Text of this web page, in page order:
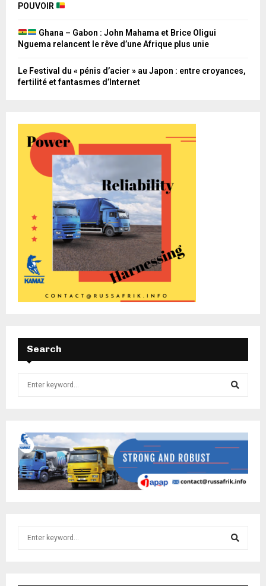
POUVOIR
Ghana – Gabon : John Mahama et Brice Oligui
Nguema relancent le rêve d’une Afrique plus unie
Le Festival du « pénis d’acier » au Japon : entre croyances,
fertilité et fantasmes d’Internet
Search